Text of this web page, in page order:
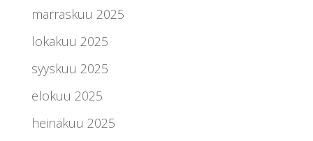
marraskuu 2025
lokakuu 2025
syyskuu 2025
elokuu 2025
heinäkuu 2025